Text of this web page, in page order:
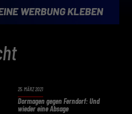
25. MÄRZ 2021
Dormagen gegen Ferndorf: Und
wieder eine Absage